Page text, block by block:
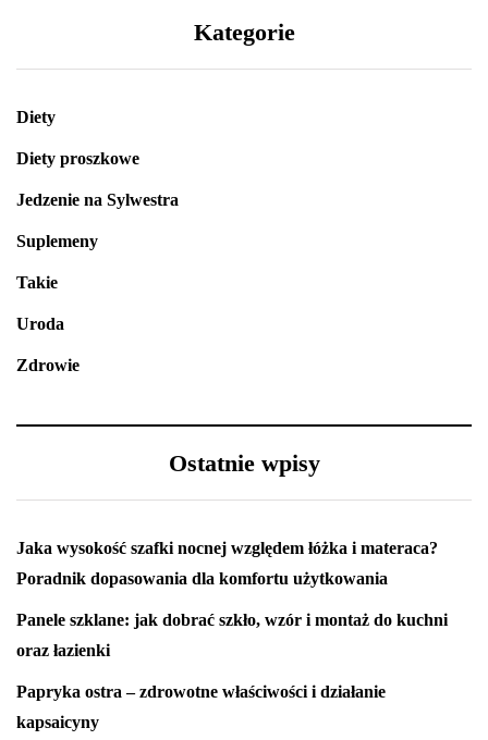
Kategorie
Diety
Diety proszkowe
Jedzenie na Sylwestra
Suplemeny
Takie
Uroda
Zdrowie
Ostatnie wpisy
Jaka wysokość szafki nocnej względem łóżka i materaca?
Poradnik dopasowania dla komfortu użytkowania
Panele szklane: jak dobrać szkło, wzór i montaż do kuchni
oraz łazienki
Papryka ostra – zdrowotne właściwości i działanie
kapsaicyny